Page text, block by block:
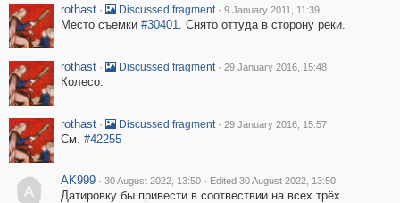
rothast · Discussed fragment · 9 January 2011, 11:39
Место съемки #30401. Снято оттуда в сторону реки.
rothast · Discussed fragment · 29 January 2016, 15:48
Колесо.
rothast · Discussed fragment · 29 January 2016, 15:57
См. #42255
A
AK999 · 30 August 2022, 13:50 · Edited 30 August 2022, 13:50
Датировку бы привести в соотвествии на всех трёх...